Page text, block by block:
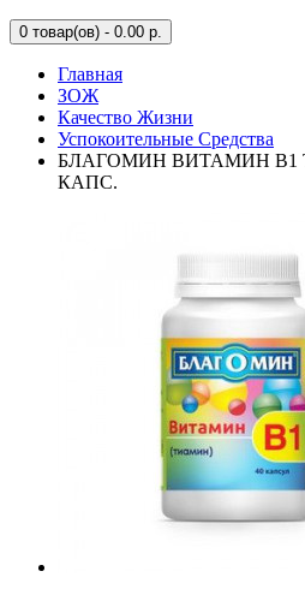
0 товар(ов) - 0.00 р.
Главная
ЗОЖ
Качество Жизни
Успокоительные Средства
БЛАГОМИН ВИТАМИН B1
КАПС.